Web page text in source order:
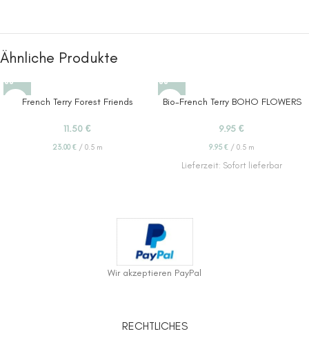
Ähnliche Produkte
French Terry Forest Friends
11.50 €
23.00€/ 0.5 m
Bio-French Terry BOHO FLOWERS
9.95 €
9.95 € / 0.5 m
Lieferzeit: Sofort lieferbar
Wir akzeptieren PayPal
RECHTLICHES